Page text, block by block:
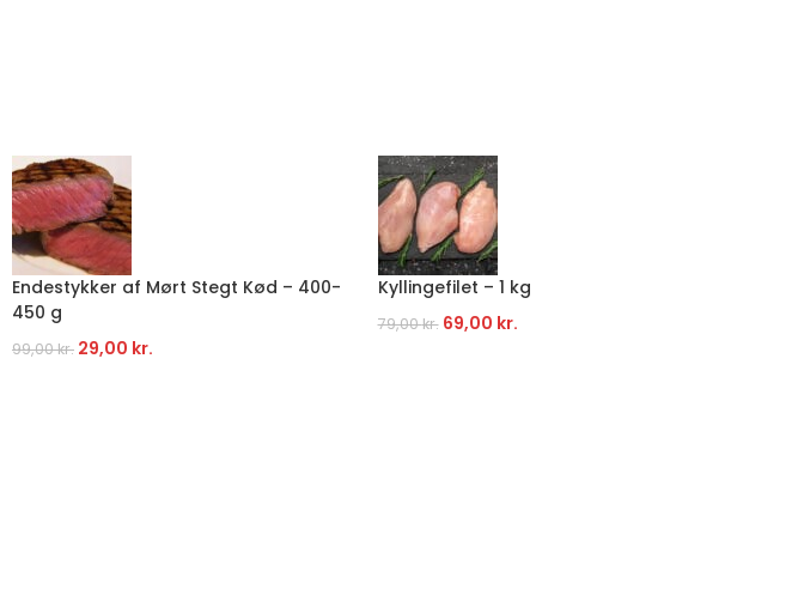
Endestykker af Mørt Stegt Kød – 400-
450 g
99,00kr. 29,00 kr.
Kyllingefilet – 1 kg
79,00kr. 69,00 kr.